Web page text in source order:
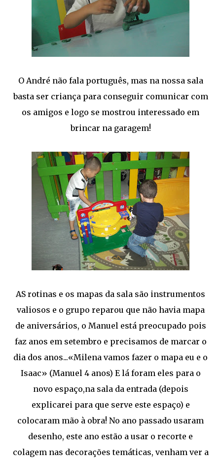
O André não fala português, mas na nossa sala
basta ser criança para conseguir comunicar com
os amigos e logo se mostrou interessado em
brincar na garagem!
AS rotinas e os mapas da sala são instrumentos
valiosos e o grupo reparou que não havia mapa
de aniversários, o Manuel está preocupado pois
faz anos em setembro e precisamos de marcar o
dia dos anos...«Milena vamos fazer o mapa eu e o
Isaac» (Manuel 4 anos) E lá foram eles para o
novo espaço,na sala da entrada (depois
explicarei para que serve este espaço) e
colocaram mão à obra! No ano passado usaram
desenho, este ano estão a usar o recorte e
colagem nas decorações temáticas, venham ver a